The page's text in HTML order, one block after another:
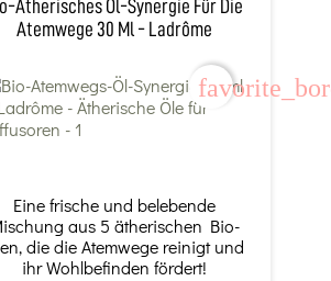
Ätherisches Öl-Synergie Für Die
Atemwege 30 Ml - Ladrôme
Eine frische und belebende
aus 5 ätherischen Bio-
die die Atemwege reinigt und
ihr Wohlbefinden fördert!